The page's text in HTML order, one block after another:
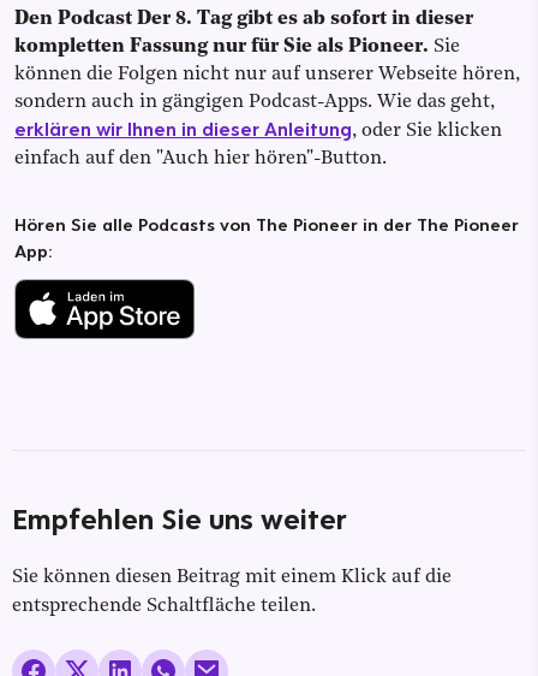
Den Podcast Der 8. Tag gibt es ab sofort in dieser
kompletten Fassung nur für Sie als Pioneer. Sie
können die Folgen nicht nur auf unserer Webseite hören,
sondern auch in gängigen Podcast-Apps. Wie das geht,
erklären wir Ihnen in dieser Anleitung, oder Sie klicken
einfach auf den "Auch hier hören"-Button.
Hören Sie alle Podcasts von The Pioneer in der The Pioneer
App:
Empfehlen Sie uns weiter
Sie können diesen Beitrag mit einem Klick auf die
entsprechende Schaltfläche teilen.